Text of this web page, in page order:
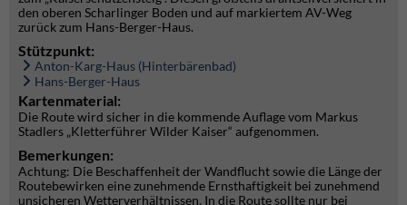
den oberen Scharlinger Boden und auf markiertem AV-Weg
zurück zum Hans-Berger-Haus.
Stützpunkt:
Anton-Karg-Haus (Hinterbärenbad)
Hans-Berger-Haus
Kartenmaterial:
Die Route wird sicher in die kommende Auflage vom Markus
Stadlers „Kletterführer Wilder Kaiser“ aufgenommen.
Bemerkungen:
Achtung: Die Beschaffenheit der Wandflucht sowie die Länge der
Routebewirken eine zunehmende Ernsthaftigkeit bei zunehmend
unsicheren Wetterverhältnissen. In die Route sollte nur bei